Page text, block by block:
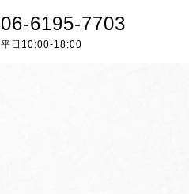
06-6195-7703
平日10:00-18:00